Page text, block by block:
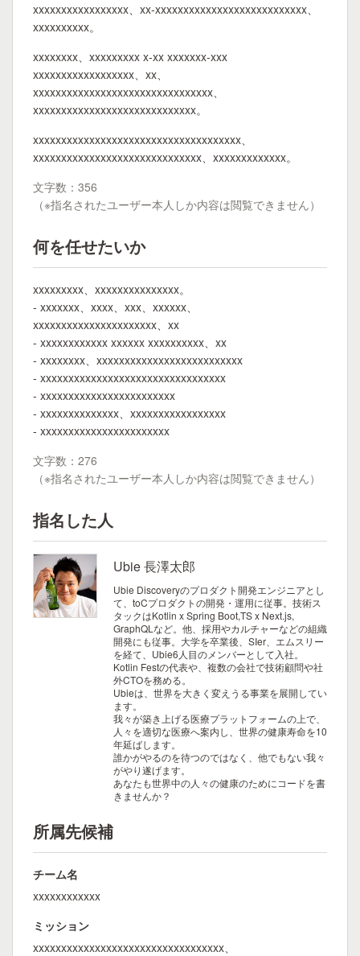
xxxxxxxxxxxxxxxxx、xx-xxxxxxxxxxxxxxxxxxxxxxxxxxx、
xxxxxxxxxx。
xxxxxxxx、xxxxxxxxx x-xx xxxxxxx-xxx
xxxxxxxxxxxxxxxxxx、xx、
xxxxxxxxxxxxxxxxxxxxxxxxxxxxxxxx、
xxxxxxxxxxxxxxxxxxxxxxxxxxxxx。
xxxxxxxxxxxxxxxxxxxxxxxxxxxxxxxxxxxxx、
xxxxxxxxxxxxxxxxxxxxxxxxxxxxxx、xxxxxxxxxxxxx。
文字数：356
（※指名されたユーザー本人しか内容は閲覧できません）
何を任せたいか
xxxxxxxxx、xxxxxxxxxxxxxxx。
- xxxxxxx、xxxx、xxx、xxxxxx、
xxxxxxxxxxxxxxxxxxxxxx、xx
- xxxxxxxxxxxx xxxxxx xxxxxxxxxx、xx
- xxxxxxxx、xxxxxxxxxxxxxxxxxxxxxxxxxx
- xxxxxxxxxxxxxxxxxxxxxxxxxxxxxxxxx
- xxxxxxxxxxxxxxxxxxxxxxxx
- xxxxxxxxxxxxxx、xxxxxxxxxxxxxxxxx
- xxxxxxxxxxxxxxxxxxxxxxx
文字数：276
（※指名されたユーザー本人しか内容は閲覧できません）
指名した人
Ubie 長澤太郎
Ubie Discoveryのプロダクト開発エンジニアとし
て、toCプロダクトの開発・運用に従事。技術ス
タックはKotlin x Spring Boot,TS x Next.js,
GraphQLなど。他、採用やカルチャーなどの組織
開発にも従事。大学を卒業後、SIer、エムスリー
を経て、Ubie6人目のメンバーとして入社。
Kotlin Festの代表や、複数の会社で技術顧問や社
外CTOを務める。
Ubieは、世界を大きく変えうる事業を展開してい
ます。
我々が築き上げる医療プラットフォームの上で、
人々を適切な医療へ案内し、世界の健康寿命を10
年延ばします。
誰かがやるのを待つのではなく、他でもない我々
がやり遂げます。
あなたも世界中の人々の健康のためにコードを書
きませんか？
所属先候補
チーム名
xxxxxxxxxxxx
ミッション
xxxxxxxxxxxxxxxxxxxxxxxxxxxxxxxxxx、